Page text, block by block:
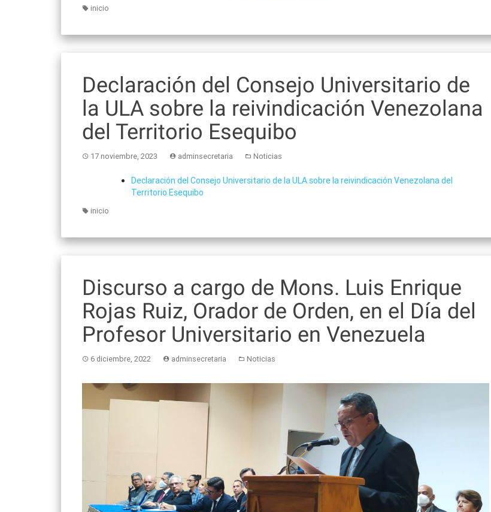
inicio
Declaración del Consejo Universitario de
la ULA sobre la reivindicación Venezolana
del Territorio Esequibo
17 noviembre, 2023 adminsecretaria Noticias
Declaración del Consejo Universitario de la ULA sobre la reivindicación Venezolana del
Territorio Esequibo
inicio
Discurso a cargo de Mons. Luis Enrique
Rojas Ruiz, Orador de Orden, en el Día del
Profesor Universitario en Venezuela
6 diciembre, 2022 adminsecretaria Noticias